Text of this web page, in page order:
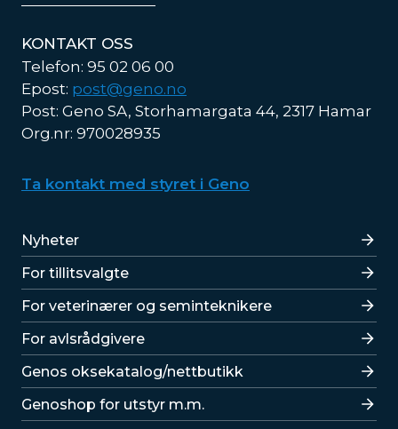
KONTAKT OSS
Telefon: 95 02 06 00
Epost: post@geno.no
Post: Geno SA, Storhamargata 44, 2317 Hamar
Org.nr: 970028935
Ta kontakt med styret i Geno
Lenker
Nyheter
For tillitsvalgte
For veterinærer og seminteknikere
For avlsrådgivere
Lenker
Genos oksekatalog/nettbutikk
Genoshop for utstyr m.m.